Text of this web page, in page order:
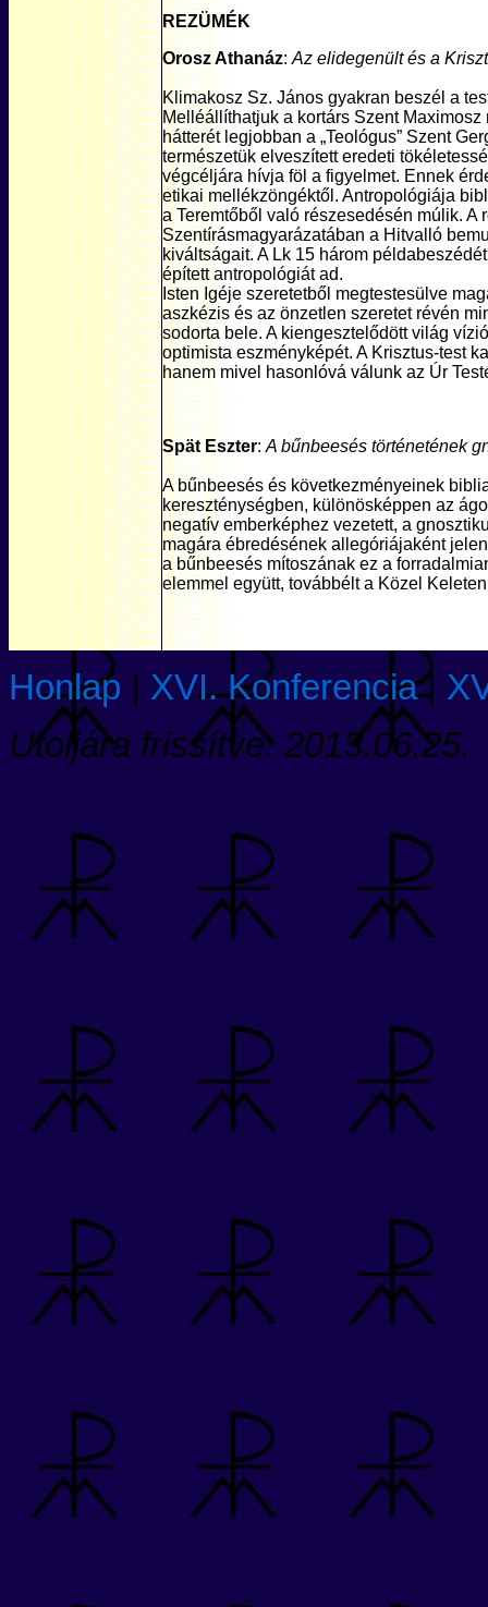
REZÜMÉK
Orosz Athanáz: Az elidegenült és a
Klimakosz Sz. János gyakran beszél a
Melléállíthatjuk a kortárs Szent
hátterét legjobban a „Teológus” Szent
természetük elveszített eredeti
végcéljára hívja föl a figyelmet. Ennek
etikai mellékzöngéktől. Antropológiája
a Teremtőből való részesedésén múlik.
Szentírásmagyarázatában a Hitvalló
kiváltságait. A Lk 15 három
épített antropológiát ad.
Isten Igéje szeretetből megtestesülve
aszkézis és az önzetlen szeretet révén
sodorta bele. A kiengesztelődött világ
optimista eszményképét. A Krisztus-test
hanem mivel hasonlóvá válunk az Úr
Spät Eszter: A bűnbeesés történetének
A bűnbeesés és következményeinek
kereszténységben, különösképpen az
negatív emberképhez vezetett, a
magára ébredésének allegóriájaként
a bűnbeesés mítoszának ez a
elemmel együtt, továbbélt a Közel
Honlap XVI. Konferencia|
Utoljára frissítve:2013.06.25.